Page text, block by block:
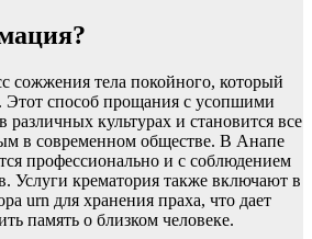
сожжения тела покойного, который
Этот способ прощания с усопшими
различных культурах и становится все
в современном обществе. В Анапе
профессионально и с соблюдением
Услуги крематория также включают в
urn для хранения праха, что дает
память о близком человеке.